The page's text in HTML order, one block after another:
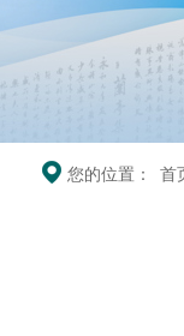
您的位置： 首